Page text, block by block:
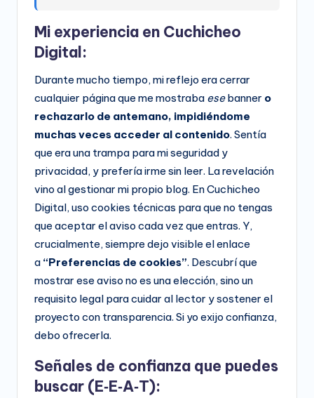
Mi experiencia en Cuchicheo
Digital:
Durante mucho tiempo, mi reflejo era cerrar
cualquier página que me mostraba esebanner o
rechazarlo de antemano, impidiéndome
muchas veces acceder al contenido. Sentía
que era una trampa para mi seguridad y
privacidad, y prefería irme sin leer. La revelación
vino al gestionar mi propio blog. En Cuchicheo
Digital, uso cookies técnicas para que no tengas
que aceptar el aviso cada vez que entras. Y,
crucialmente, siempre dejo visible el enlace
a “Preferencias de cookies”. Descubrí que
mostrar ese aviso no es una elección, sino un
requisito legal para cuidar al lector y sostener el
proyecto con transparencia. Si yo exijo confianza,
debo ofrecerla.
Señales de confianza que puedes
buscar (E‑E‑A‑T):